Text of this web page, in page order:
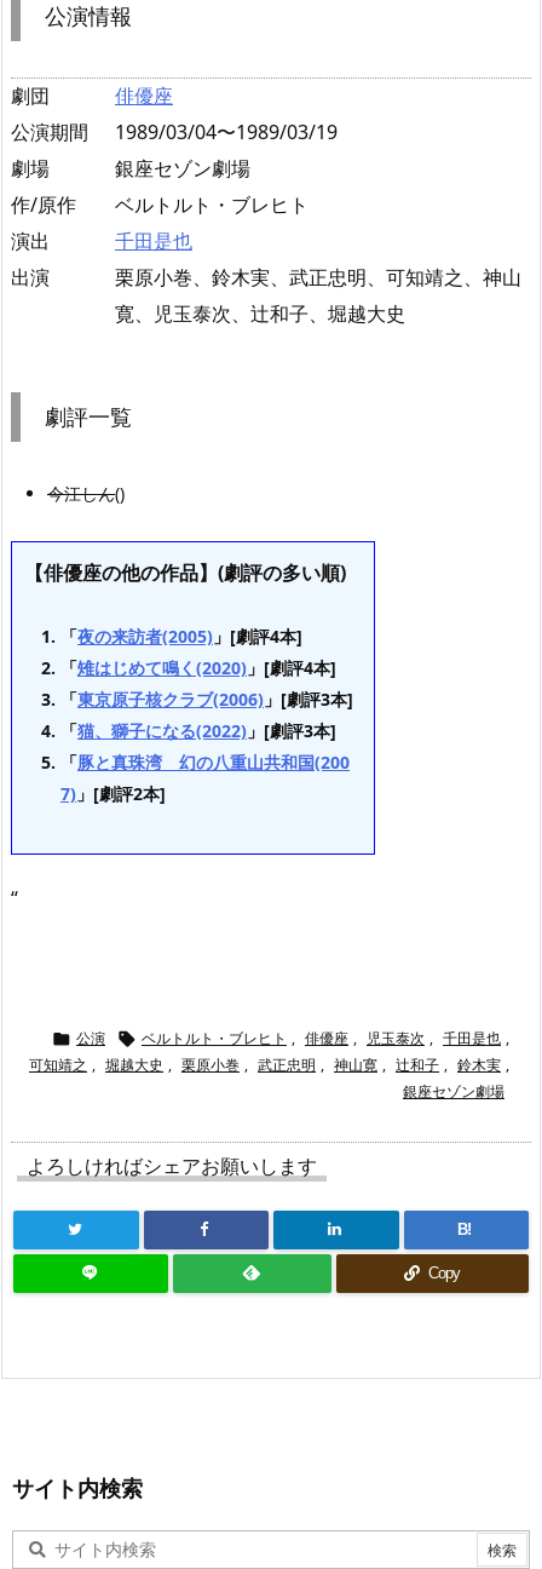
公演情報
劇団
俳優座
公演期間
1989/03/04〜1989/03/19
劇場
銀座セゾン劇場
作/原作
ベルトルト・ブレヒト
演出
千田是也
出演
栗原小巻、鈴木実、武正忠明、可知靖之、神山
寛、児玉泰次、辻和子、堀越大史
劇評一覧
今江しん()
【俳優座の他の作品】(劇評の多い順)
「夜の来訪者(2005) 」[劇評4本]
「雉はじめて鳴く(2020) 」[劇評4本]
「東京原子核クラブ(2006) 」[劇評3本]
「猫、獅子になる(2022) 」[劇評3本]
「豚と真珠湾 幻の八重山共和国(200
7) 」[劇評2本]
“
 公演  ベルトルト・ブレヒト , 俳優座 , 児玉泰次 , 千田是也 ,
可知靖之 , 堀越大史 , 栗原小巻 , 武正忠明 , 神山寛 , 辻和子 , 鈴木実 ,
銀座セゾン劇場
よろしければシェアお願いします
B!
Copy
サイト内検索